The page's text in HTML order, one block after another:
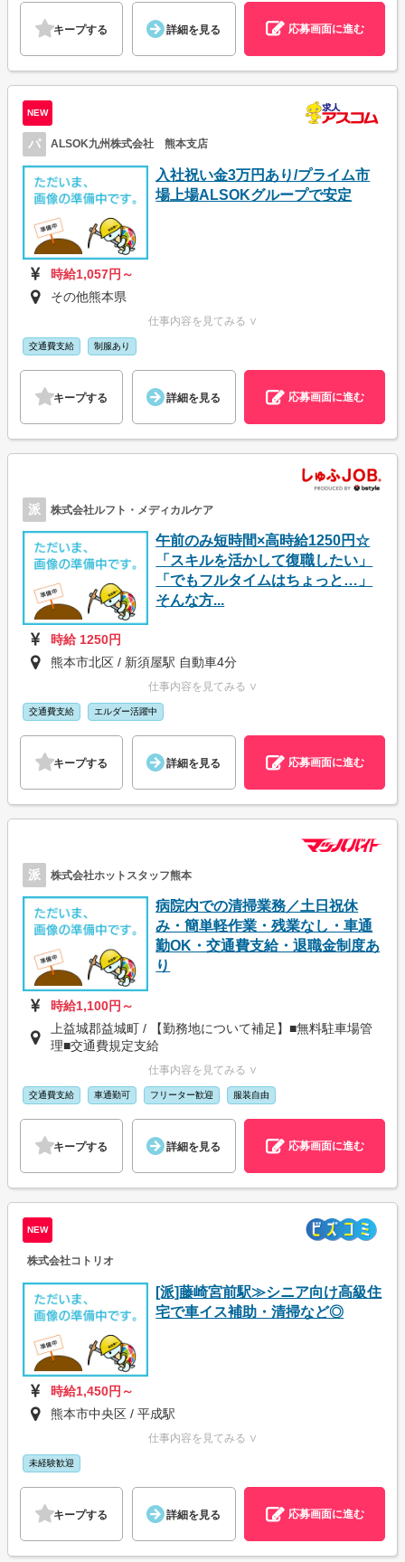
キープする 詳細を見る 応募画面に進む
NEW
パ ALSOK九州株式会社 熊本支店
入社祝い金3万円あり/プライム市
場上場ALSOKグループで安定
時給1,057円～
その他熊本県
仕事内容を見てみる ∨
交通費支給 制服あり
キープする 詳細を見る 応募画面に進む
派 株式会社ルフト・メディカルケア
午前のみ短時間×高時給1250円☆
「スキルを活かして復職したい」
「でもフルタイムはちょっと…」
そんな方...
時給 1250円
熊本市北区 / 新須屋駅 自動車4分
仕事内容を見てみる ∨
交通費支給 エルダー活躍中
キープする 詳細を見る 応募画面に進む
派 株式会社ホットスタッフ熊本
病院内での清掃業務／土日祝休
み・簡単軽作業・残業なし・車通
勤OK・交通費支給・退職金制度あ
り
時給1,100円～
上益城郡益城町 / 【勤務地について補足】■無料駐車場管
理■交通費規定支給
仕事内容を見てみる ∨
交通費支給 車通勤可 フリーター歓迎 服装自由
キープする 詳細を見る 応募画面に進む
NEW
株式会社コトリオ
[派]藤崎宮前駅≫シニア向け高級住
宅で車イス補助・清掃など◎
時給1,450円～
熊本市中央区 / 平成駅
仕事内容を見てみる ∨
未経験歓迎
キープする 詳細を見る 応募画面に進む